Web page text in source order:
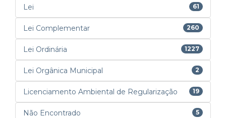
Lei 61
Lei Complementar 260
Lei Ordinária 1227
Lei Orgânica Municipal 2
Licenciamento Ambiental de Regularização 19
Não Encontrado 5